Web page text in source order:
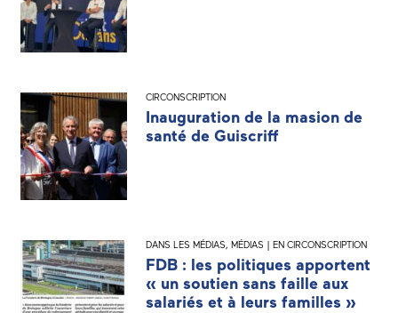
CIRCONSCRIPTION
Inauguration de la masion de
santé de Guiscriff
DANS LES MÉDIAS, MÉDIAS | EN CIRCONSCRIPTION
FDB : les politiques apportent
« un soutien sans faille aux
salariés et à leurs familles »